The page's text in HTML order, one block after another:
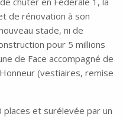
de rénovation à son
stade, ni de
pour 5 millions
de Face accompagné de
(vestiaires, remise
et surélevée par un